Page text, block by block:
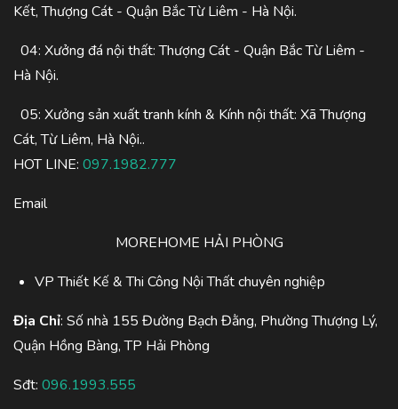
Kết, Thượng Cát - Quận Bắc Từ Liêm - Hà Nội.
04: Xưởng đá nội thất: Thượng Cát - Quận Bắc Từ Liêm -
Hà Nội.
05: Xưởng sản xuất tranh kính & Kính nội thất: Xã Thượng
Cát, Từ Liêm, Hà Nội..
HOT LINE: 097.1982.777
Email
MOREHOME HẢI PHÒNG
VP Thiết Kế & Thi Công Nội Thất chuyên nghiệp
Địa Chỉ: Số nhà 155 Đường Bạch Đằng, Phường Thượng Lý,
Quận Hồng Bàng, TP Hải Phòng
Sđt: 096.1993.555